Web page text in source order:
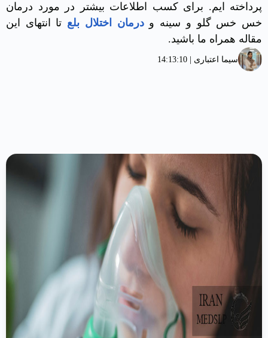
رزرو
نوبت
پرداخته ایم. برای کسب اطلاعات بیشتر در مورد درمان
خس خس گلو و سینه ودرمان اختلال بلع تا انتهای این
مقاله همراه ما باشید.
سیما اعتباری | 14:13:10